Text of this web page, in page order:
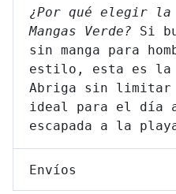
¿Por qué elegir la
Mangas Verde? Si
sin manga para
estilo, esta es la
Abriga sin limitar
ideal para el día
escapada a la
Envíos